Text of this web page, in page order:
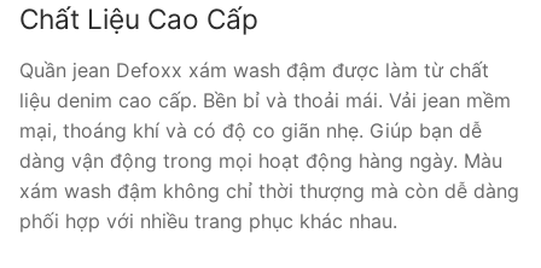
Chất Liệu Cao Cấp
Quần jean Defoxx xám wash đậm được làm từ chất
liệu denim cao cấp. Bền bỉ và thoải mái. Vải jean mềm
mại, thoáng khí và có độ co giãn nhẹ. Giúp bạn dễ
dàng vận động trong mọi hoạt động hàng ngày. Màu
xám wash đậm không chỉ thời thượng mà còn dễ dàng
phối hợp với nhiều trang phục khác nhau.